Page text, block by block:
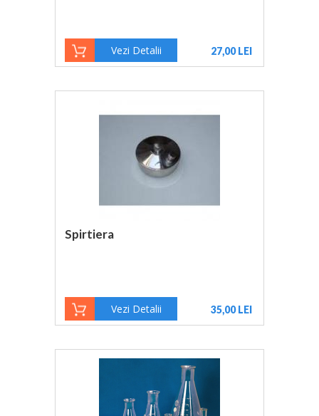
Vezi Detalii 27,00 LEI
Spirtiera
Vezi Detalii 35,00 LEI